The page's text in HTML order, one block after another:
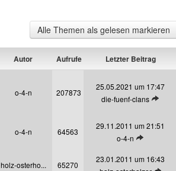
Alle Themen als gelesen markieren
Autor Aufrufe Letzter Beitrag
o-4-n 207873
25.05.2021 um 17:47
die-fuenf-clans Letzten
o-4-n 64563
29.11.2011 um 21:51
o-4-n Letzten
holz-osterho... 65270
23.01.2011 um 16:43